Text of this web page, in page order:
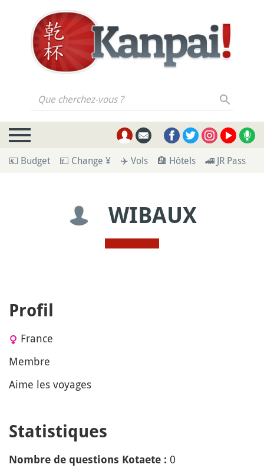
Que cherchez-vous ?
💶 Budget 💴 Change ¥ ✈️ Vols 🏨 Hôtels 🚄 JR Pass
WIBAUX
Profil
France
Membre
Aime les voyages
Statistiques
Nombre de questions Kotaete : 0